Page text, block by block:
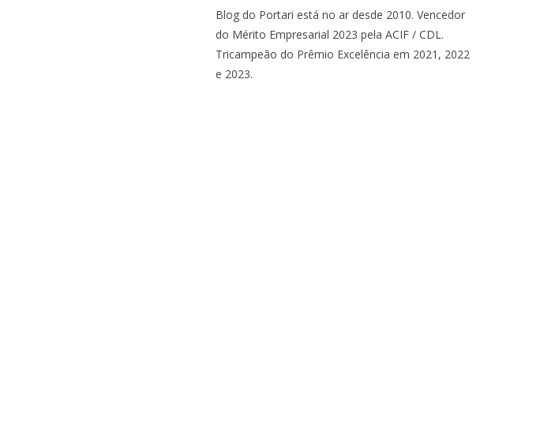
Blog do Portari está no ar desde 2010. Vencedor
do Mérito Empresarial 2023 pela ACIF / CDL.
Tricampeão do Prêmio Excelência em 2021, 2022
e 2023.